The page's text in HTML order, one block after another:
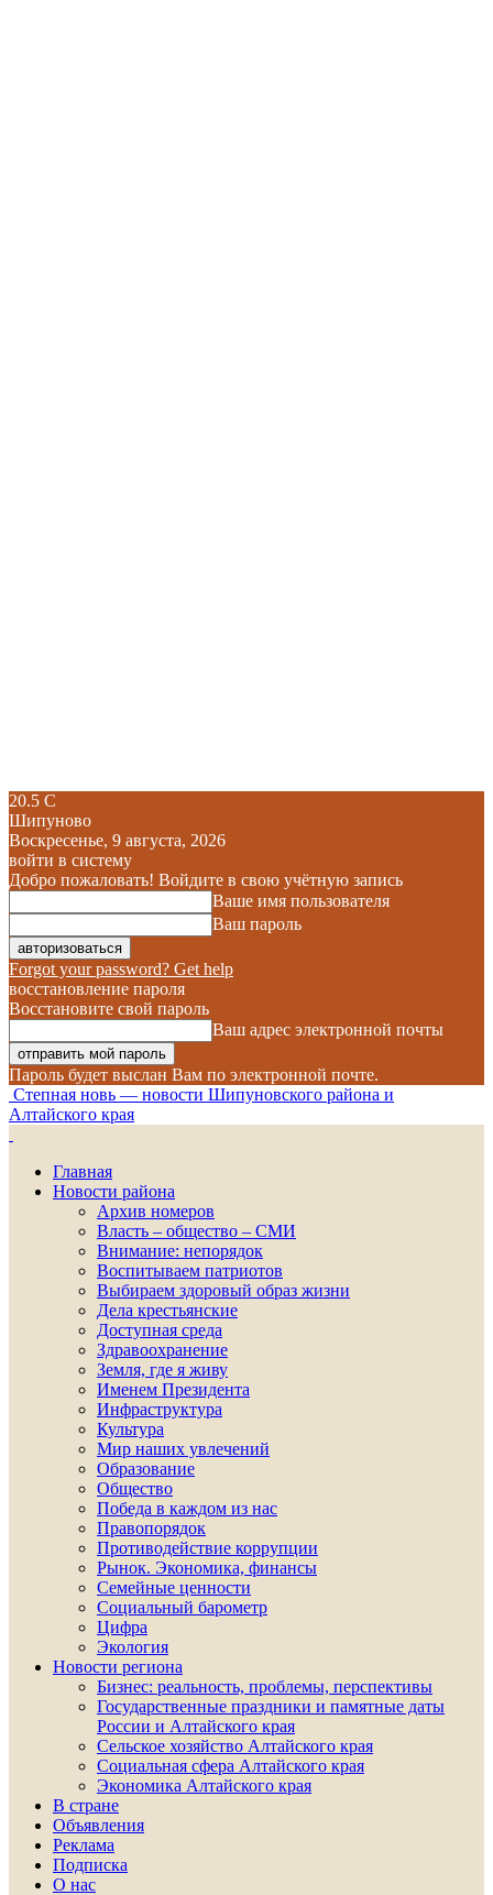
20.5 C
Шипуново
Воскресенье, 9 августа, 2026
войти в систему
Добро пожаловать! Войдите в свою учётную запись
Ваше имя пользователя
Ваш пароль
Forgot your password? Get help
восстановление пароля
Восстановите свой пароль
Ваш адрес электронной почты
Пароль будет выслан Вам по электронной почте.
Степная новь — новости Шипуновского района и
Алтайского края
Главная
Новости района
Архив номеров
Власть – общество – СМИ
Внимание: непорядок
Воспитываем патриотов
Выбираем здоровый образ жизни
Дела крестьянские
Доступная среда
Здравоохранение
Земля, где я живу
Именем Президента
Инфраструктура
Культура
Мир наших увлечений
Образование
Общество
Победа в каждом из нас
Правопорядок
Противодействие коррупции
Рынок. Экономика, финансы
Семейные ценности
Социальный барометр
Цифра
Экология
Новости региона
Бизнес: реальность, проблемы, перспективы
Государственные праздники и памятные даты
России и Алтайского края
Сельское хозяйство Алтайского края
Социальная сфера Алтайского края
Экономика Алтайского края
В стране
Объявления
Реклама
Подписка
О нас